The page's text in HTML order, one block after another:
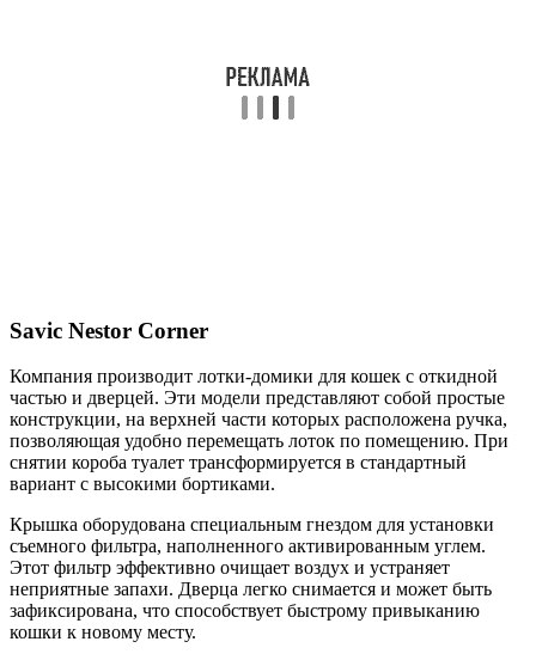
Savic Nestor Corner
Компания производит лотки-домики для кошек с откидной
частью и дверцей. Эти модели представляют собой простые
конструкции, на верхней части которых расположена ручка,
позволяющая удобно перемещать лоток по помещению. При
снятии короба туалет трансформируется в стандартный
вариант с высокими бортиками.
Крышка оборудована специальным гнездом для установки
съемного фильтра, наполненного активированным углем.
Этот фильтр эффективно очищает воздух и устраняет
неприятные запахи. Дверца легко снимается и может быть
зафиксирована, что способствует быстрому привыканию
кошки к новому месту.